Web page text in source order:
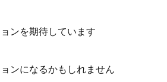
ンを期待しています
ンになるかもしれません